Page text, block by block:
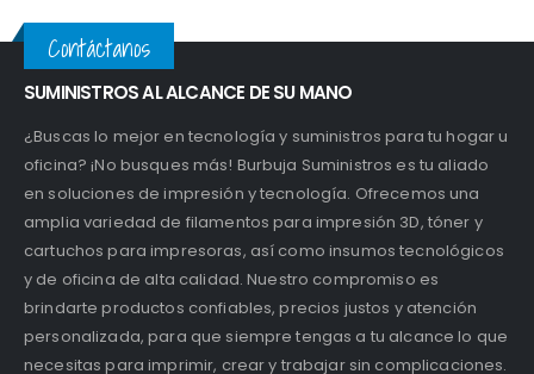
Contáctanos
SUMINISTROS AL ALCANCE DE SU MANO
¿Buscas lo mejor en tecnología y suministros para tu hogar u
oficina? ¡No busques más! Burbuja Suministros es tu aliado
en soluciones de impresión y tecnología. Ofrecemos una
amplia variedad de filamentos para impresión 3D, tóner y
cartuchos para impresoras, así como insumos tecnológicos
y de oficina de alta calidad. Nuestro compromiso es
brindarte productos confiables, precios justos y atención
personalizada, para que siempre tengas a tu alcance lo que
necesitas para imprimir, crear y trabajar sin complicaciones.